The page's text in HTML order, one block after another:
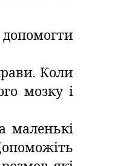
Коли
мозку і
маленькі